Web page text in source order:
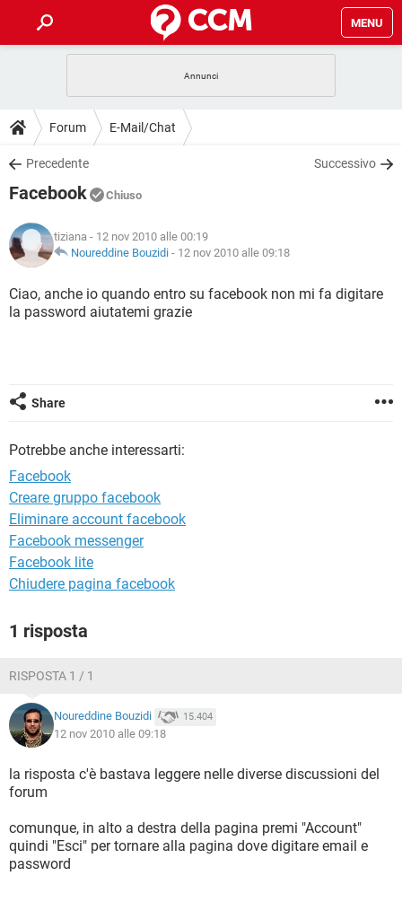
MENU
INTRATTENIMENTO
iOS
INSTAGRAM
TIKTOK
HARDWARE
GUIDE
COVID-19
INSTAGRAM
TIKTOK
HARDWARE
DOWNLOAD
COVID-19
INTRATTENIMENTO
iOS WINDOWS 10
INSTAGRAM WHATSAPP
TIKTOK
COVID-19
INTRATTENIMENTO
iOS WINDOWS 10
HARDWARE
GLOSSARIO
COVID-19 GAMING
INTRATTENIMENTO
TIKTOK
Forum E-Mail/Chat
Precedente Successivo
Facebook Chiuso
tiziana - 12 nov 2010 alle 00:19
Noureddine Bouzidi - 12 nov 2010 alle 09:18
Ciao, anche io quando entro su facebook non mi fa digitare
la password aiutatemi grazie
Share
Potrebbe anche interessarti:
Facebook
Creare gruppo facebook
Eliminare account facebook
Facebook messenger
Facebook lite
Chiudere pagina facebook
1 risposta
RISPOSTA 1 / 1
Noureddine Bouzidi 15.404
12 nov 2010 alle 09:18
la risposta c'è bastava leggere nelle diverse discussioni del
forum
comunque, in alto a destra della pagina premi "Account"
quindi "Esci" per tornare alla pagina dove digitare email e
password